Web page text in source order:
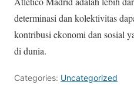
determinasi dan kolektivitas
kontribusi ekonomi dan sosial
di dunia.
Categories: Uncategorized